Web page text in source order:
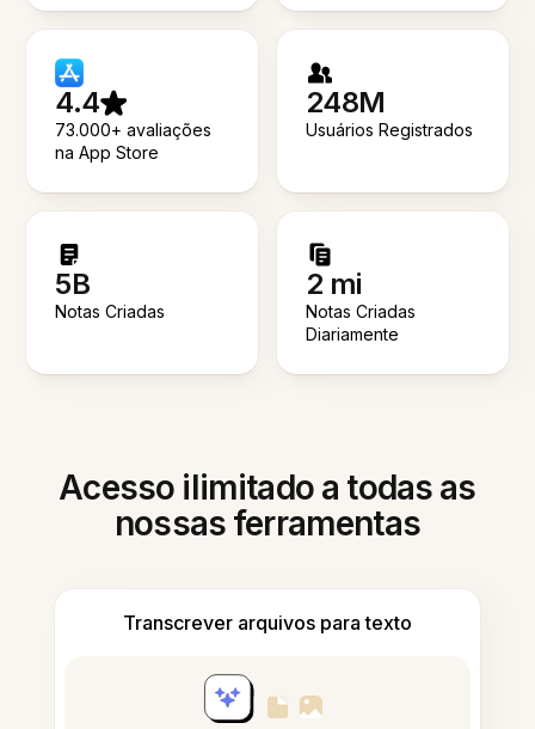
4.4
73.000+ avaliações
na App Store
248M
Usuários Registrados
5B
Notas Criadas
2 mi
Notas Criadas
Diariamente
Acesso ilimitado a todas as
nossas ferramentas
Transcrever arquivos para texto